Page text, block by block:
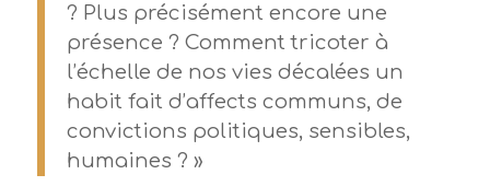
? Plus précisément encore une
présence ? Comment tricoter à
l’échelle de nos vies décalées un
habit fait d’affects communs, de
convictions politiques, sensibles,
humaines ? »